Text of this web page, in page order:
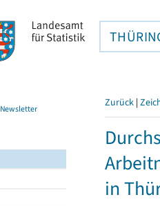
Newsletter Zurück |
in